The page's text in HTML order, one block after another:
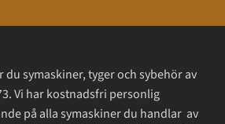
du symaskiner, tyger och sybehör av
Vi har kostnadsfri personlig
på alla symaskiner du handlar av